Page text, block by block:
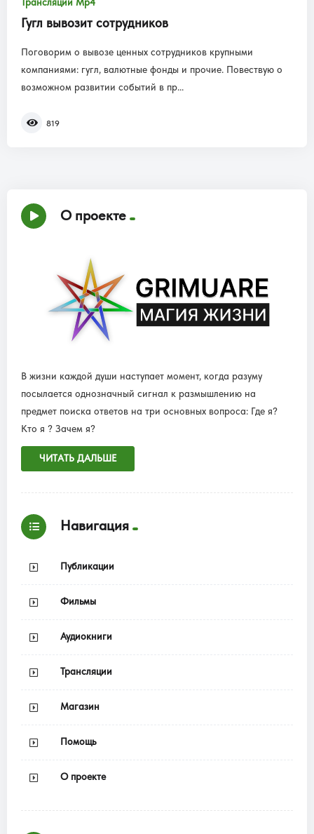
Гугл вывозит сотрудников
Поговорим о вывозе ценных сотрудников крупными
компаниями: гугл, валютные фонды и прочие. Повествую о
возможном развитии событий в пр...
819
О проекте
В жизни каждой души наступает момент, когда разуму
посылается однозначный сигнал к размышлению на
предмет поиска ответов на три основных вопроса: Где я?
Кто я ? Зачем я?
ЧИТАТЬ ДАЛЬШЕ
Навигация
Публикации
Фильмы
Аудиокниги
Трансляции
Магазин
Помощь
О проекте